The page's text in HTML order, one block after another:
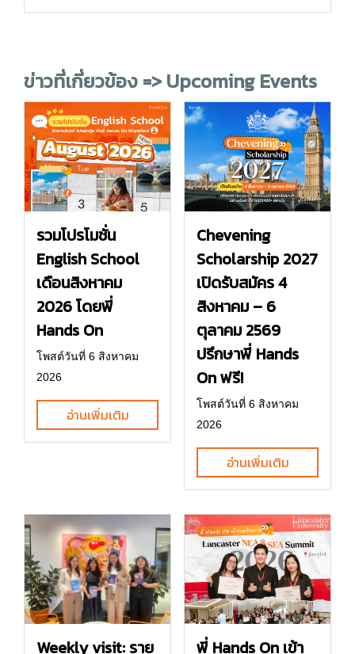
ข่าวที่เกี่ยวข้อง => Upcoming Events
รวมโปรโมชั่น
English School
เดือนสิงหาคม
2026 โดยพี่
Hands On
โพสต์วันที่ 6 สิงหาคม
2026
อ่านเพิ่มเติม
Chevening
Scholarship 2027
เปิดรับสมัคร 4
สิงหาคม – 6
ตุลาคม 2569
ปรึกษาพี่ Hands
On ฟรี!
โพสต์วันที่ 6 สิงหาคม
2026
อ่านเพิ่มเติม
Weekly visit: ราย
พี่ Hands On เข้า